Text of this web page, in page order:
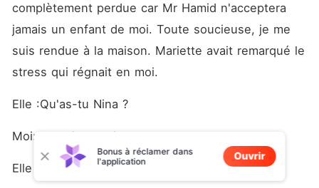
complètement perdue car Mr Hamid n'acceptera
jamais un enfant de moi. Toute soucieuse, je me
suis rendue à la maison. Mariette avait remarqué le
stress qui régnait en moi.
Elle :Qu'as-tu Nina ?
Moi: Je suis enceinte !
Elle : Oh mon Dieu ! Tu ne t'es pas préservée ?
Bonus à réclamer dans
l'application
Ouvrir